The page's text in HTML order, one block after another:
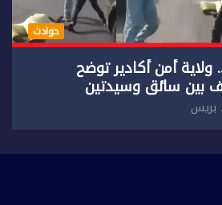
حوادث
ولاية أمن أكادير توضح
بين سائق وسيدتين
بريس